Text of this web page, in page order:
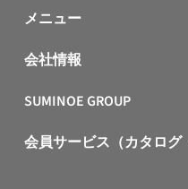
メニュー
会社情報
SUMINOE GROUP
会員サービス（カタログ